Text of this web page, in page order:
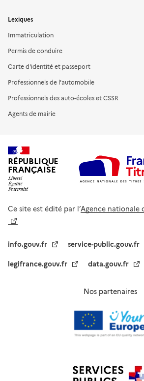
Lexiques
Immatriculation
Permis de conduire
Carte d'identité et passeport
Professionnels de l'automobile
Professionnels des auto-écoles et CSSR
Agents de mairie
RÉPUBLIQUE
FRANÇAISE
Ce site est édité par l’Agence nationale
info.gouv.fr service-public.gouv.fr
legifrance.gouv.fr data.gouv.fr
Nos partenaires